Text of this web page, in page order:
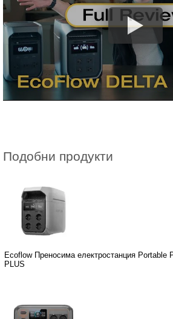
Подобни продукти
Ecoflow Преносима електростанция Portable
PLUS